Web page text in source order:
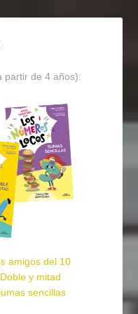
partir de 4 años):
amigos del 10
y mitad
sencillas